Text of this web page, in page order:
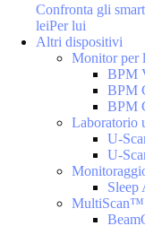
Confronta gli
leiPer lui
Altri dispositivi
Monitor per
BPM
BPM
BPM
Laboratorio
U-
U-
Sleep
MultiScan™